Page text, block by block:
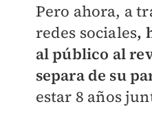
Pero ahora, a
redes sociales,
al público al
separa de su
estar 8 años